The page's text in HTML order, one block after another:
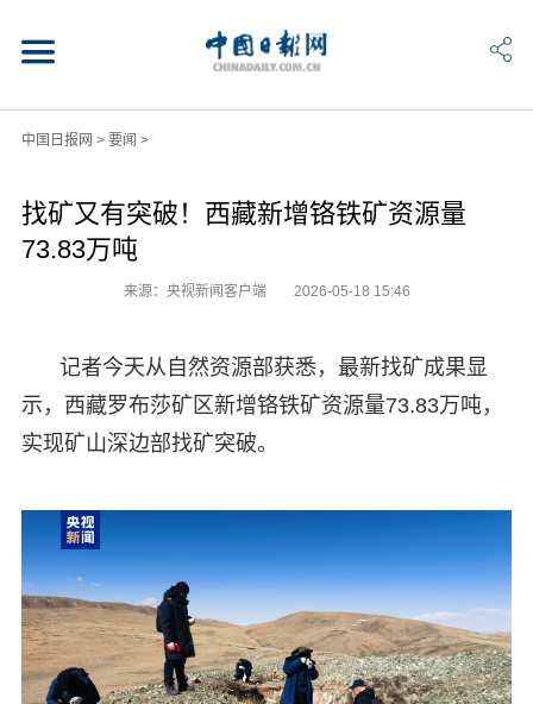
中国日报网 > 要闻 >
找矿又有突破！西藏新增铬铁矿资源量
73.83万吨
来源：央视新闻客户端 2026-05-18 15:46
记者今天从自然资源部获悉，最新找矿成果显
示，西藏罗布莎矿区新增铬铁矿资源量73.83万吨，
实现矿山深边部找矿突破。